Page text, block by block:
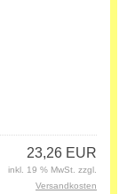
23,26 EUR
inkl. 19 % MwSt. zzgl.
Versandkosten